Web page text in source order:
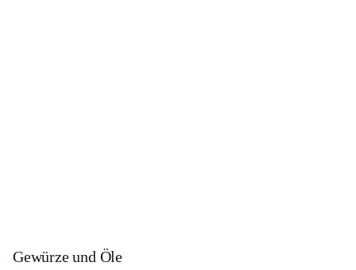
Gewürze und Öle